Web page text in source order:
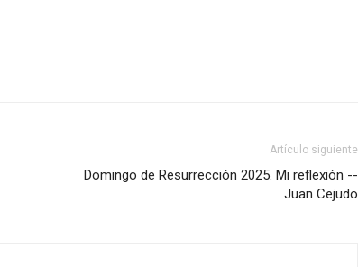
Artículo siguiente
Domingo de Resurrección 2025. Mi reflexión --
Juan Cejudo